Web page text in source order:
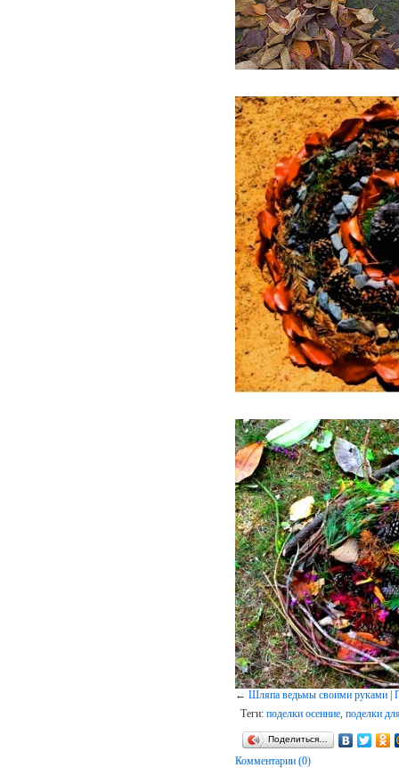
← Шляпа ведьмы своими руками
Теги: поделки осенние, поделки
Поделиться…
Комментарии (0)